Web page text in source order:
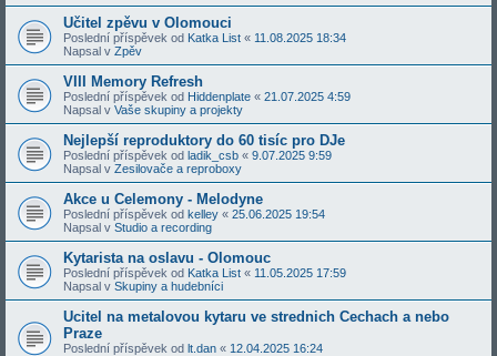
Učitel zpěvu v Olomouci
Poslední příspěvek od Katka List « 11.08.2025 18:34
Napsal v Zpěv
VIII Memory Refresh
Poslední příspěvek od Hiddenplate « 21.07.2025 4:59
Napsal v Vaše skupiny a projekty
Nejlepší reproduktory do 60 tisíc pro DJe
Poslední příspěvek od ladik_csb « 9.07.2025 9:59
Napsal v Zesilovače a reproboxy
Akce u Celemony - Melodyne
Poslední příspěvek od kelley « 25.06.2025 19:54
Napsal v Studio a recording
Kytarista na oslavu - Olomouc
Poslední příspěvek od Katka List « 11.05.2025 17:59
Napsal v Skupiny a hudebníci
Ucitel na metalovou kytaru ve strednich Cechach a nebo
Praze
Poslední příspěvek od lt.dan « 12.04.2025 16:24